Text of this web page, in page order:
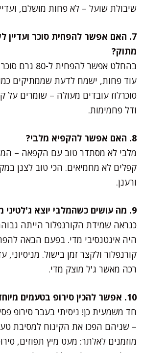
שיבולת שועל – לא פחות מושלם,
7. האם אפשר להפחית סוכר ועדיין
מתוק?
בהחלט אפשר
עוד פחות, ישמח לדעת שממתיקים כמו
סוכרלוז עובדים מעולה – שומרים על
ודל פחמימות.
8. האם אפשר להקפיא מלבי?
מלבי לא מסתדר טוב עם הקפאה –
קפלים לא מחמיאים. הכי טוב לצנן
ורענן.
9. מה עושים כשהמלבי יוצא ג'לטיני מדי?
כנראה שמידת הקורנפלור הייתה
היה אינטנסיבי מדי. בפעם הבאה
קורנפלור ולקצר זמן בישול.
רכה מאשר ג'ל מוצק מדי.
10. אפשר להכין סירופ בטעמים מיוחדים?
חד משמעית כן! ניסיתי בעבר סירופ
– שניהם הפכו את הקינוח למסיבת
מוזמנים לאלתר: מעט מיץ תפוזים,